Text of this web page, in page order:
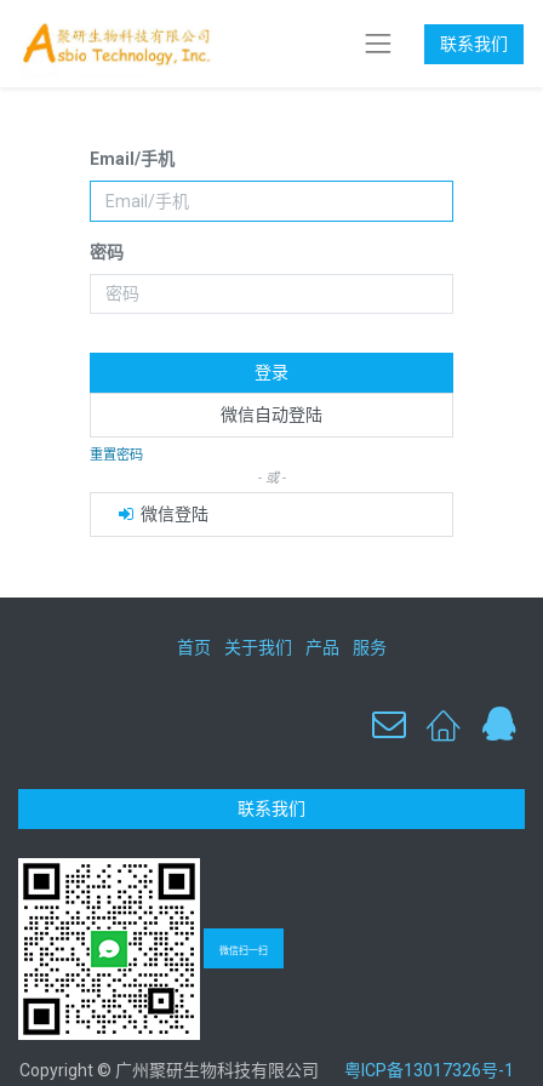
联系我们
Email/手机
密码
登录
微信自动登陆
重置密码
- 或 -
微信登陆
首页 关于我们 产品 服务
联系我们
微信扫一扫
Copyright © 广州聚研生物科技有限公司 粤ICP备13017326号-1